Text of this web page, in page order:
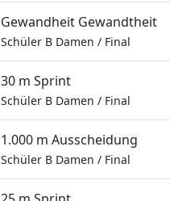
Gewandheit Gewandtheit
Schüler B Damen / Final
30 m Sprint
Schüler B Damen / Final
1.000 m Ausscheidung
Schüler B Damen / Final